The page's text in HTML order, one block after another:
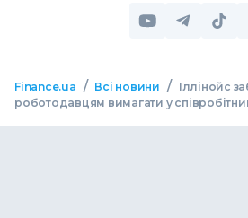
Finance.ua / Всі новини /
Іллінойс
роботодавцям вимагати у